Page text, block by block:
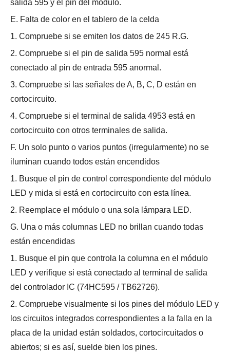
salida 595 y el pin del módulo.
E. Falta de color en el tablero de la celda
1. Compruebe si se emiten los datos de 245 R.G.
2. Compruebe si el pin de salida 595 normal está
conectado al pin de entrada 595 anormal.
3. Compruebe si las señales de A, B, C, D están en
cortocircuito.
4. Compruebe si el terminal de salida 4953 está en
cortocircuito con otros terminales de salida.
F. Un solo punto o varios puntos (irregularmente) no se
iluminan cuando todos están encendidos
1. Busque el pin de control correspondiente del módulo
LED y mida si está en cortocircuito con esta línea.
2. Reemplace el módulo o una sola lámpara LED.
G. Una o más columnas LED no brillan cuando todas
están encendidas
1. Busque el pin que controla la columna en el módulo
LED y verifique si está conectado al terminal de salida
del controlador IC (74HC595 / TB62726).
2. Compruebe visualmente si los pines del módulo LED y
los circuitos integrados correspondientes a la falla en la
placa de la unidad están soldados, cortocircuitados o
abiertos; si es así, suelde bien los pines.